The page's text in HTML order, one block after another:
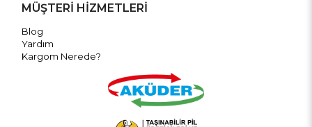
MÜŞTERİ HİZMETLERİ
Blog
Yardım
Kargom Nerede?